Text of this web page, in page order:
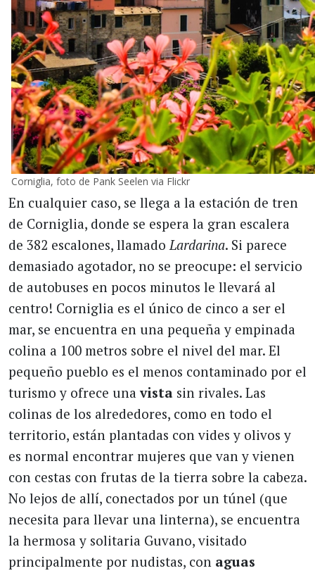
Corniglia, foto de Pank Seelen via Flickr
En cualquier caso, se llega a la estación de tren
de Corniglia, donde se espera la gran escalera
de 382 escalones, llamadoLardarina. Si parece
demasiado agotador, no se preocupe: el servicio
de autobuses en pocos minutos le llevará al
centro! Corniglia es el único de cinco a ser el
mar, se encuentra en una pequeña y empinada
colina a 100 metros sobre el nivel del mar. El
pequeño pueblo es el menos contaminado por el
turismo y ofrece unavista sin rivales. Las
colinas de los alrededores, como en todo el
territorio, están plantadas con vides y olivos y
es normal encontrar mujeres que van y vienen
con cestas con frutas de la tierra sobre la cabeza.
No lejos de allí, conectados por un túnel (que
necesita para llevar una linterna), se encuentra
la hermosa y solitaria Guvano, visitado
principalmente por nudistas, con aguas